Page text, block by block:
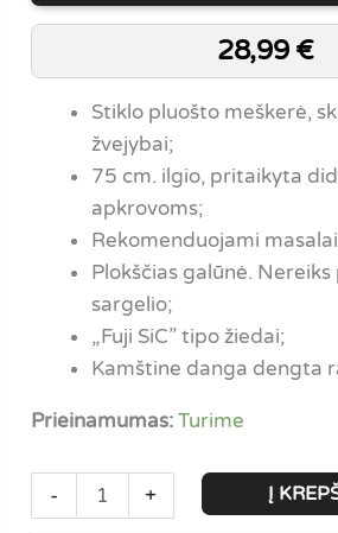
28,99 €
Stiklo pluošto meškerė,
žvejybai;
75 cm. ilgio, pritaikyta
apkrovoms;
Rekomenduojami masalai
Plokščias galūnė.
sargelio;
„Fuji SiC” tipo žiedai;
Kamštine danga dengta
Prieinamumas:Turime
-
produkto
kiekis:
+ Į